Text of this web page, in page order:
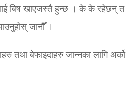
बिष खाएजस्तै हुन्छ । के के रहेछन् त
जानौँ ।
तथा बेफाइदाहरु जान्नका लागि अर्को